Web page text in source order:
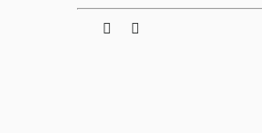
Telegram